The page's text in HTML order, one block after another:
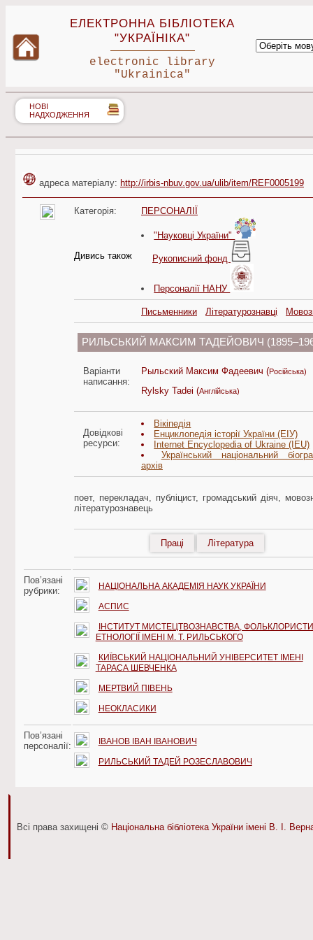
ЕЛЕКТРОННА БІБЛІОТЕКА
"УКРАЇНІКА"
electronic library
"Ukrainica"
НОВІ
НАДХОДЖЕННЯ
адреса матеріалу: http://irbis-nbuv.gov.ua/ulib/item/REF0005199
Категорія: ПЕРСОНАЛІЇ
Дивись також
"Науковці України"
Рукописний фонд
Персоналії НАНУ
Письменники Літературознавці
РИЛЬСЬКИЙ МАКСИМ ТАДЕЙОВИЧ
Варіанти
написання:
Рыльский Максим Фадеевич (Російська)
Rylsky Tadei (Англійська)
Довідкові
ресурси:
Вікіпедія
Енциклопедія історії України (ЕІУ)
Internet Encyclopedia of Ukraine (IEU)
Український національний
архів
поет, перекладач, публіцист, громадський діяч,
літературознавець
Праці Література
Пов’язані
рубрики:
НАЦІОНАЛЬНА АКАДЕМІЯ НАУК УКРАЇНИ
АСПИС
ІНСТИТУТ МИСТЕЦТВОЗНАВСТВА,
ЕТНОЛОГІЇ ІМЕНІ М. Т. РИЛЬСЬКОГО
КИЇВСЬКИЙ НАЦІОНАЛЬНИЙ УНІВЕРСИТЕТ ІМЕНІ
ТАРАСА ШЕВЧЕНКА
МЕРТВИЙ ПІВЕНЬ
НЕОКЛАСИКИ
Пов’язані
персоналії:
ІВАНОВ ІВАН ІВАНОВИЧ
РИЛЬСЬКИЙ ТАДЕЙ РОЗЕСЛАВОВИЧ
Всі права захищені © Національна бібліотека України імені В. І.